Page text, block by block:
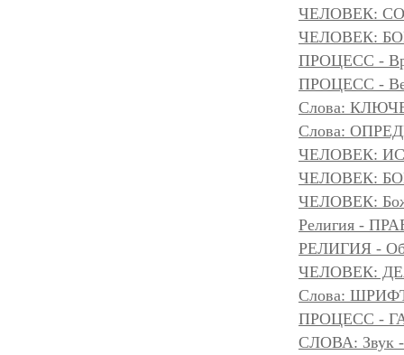
ЧЕЛОВЕК:
ЧЕЛОВЕК:
ПРОЦЕСС -
ПРОЦЕСС -
Слова:
Слова:
ЧЕЛОВЕК:
ЧЕЛОВЕК:
ЧЕЛОВЕК:
Религия -
РЕЛИГИЯ -
ЧЕЛОВЕК:
Слова:
ПРОЦЕСС -
СЛОВА: Звук -